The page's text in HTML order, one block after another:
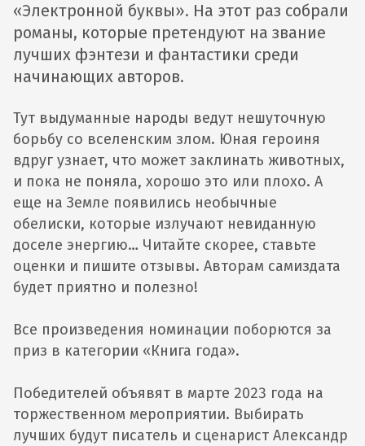
«Электронной буквы». На этот раз собрали
романы, которые претендуют на звание
лучших фэнтези и фантастики среди
начинающих авторов.
Тут выдуманные народы ведут нешуточную
борьбу со вселенским злом. Юная героиня
вдруг узнает, что может заклинать животных,
и пока не поняла, хорошо это или плохо. А
еще на Земле появились необычные
обелиски, которые излучают невиданную
доселе энергию… Читайте скорее, ставьте
оценки и пишите отзывы. Авторам самиздата
будет приятно и полезно!
Все произведения номинации поборются за
приз в категории «Книга года».
Победителей объявят в марте 2023 года на
торжественном мероприятии. Выбирать
лучших будут писатель и сценарист Александр